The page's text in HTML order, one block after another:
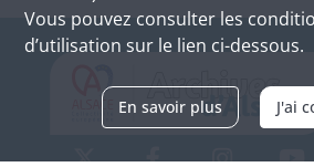
Vous pouvez consulter les
d’utilisation sur le lien ci-dessous.
En savoir plus J'ai